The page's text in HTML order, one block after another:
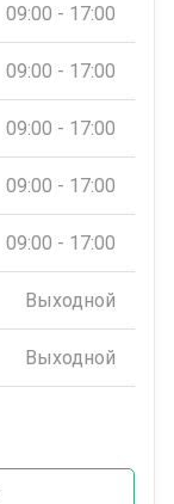
09:00 - 17:00
09:00 - 17:00
09:00 - 17:00
09:00 - 17:00
09:00 - 17:00
Выходной
Выходной